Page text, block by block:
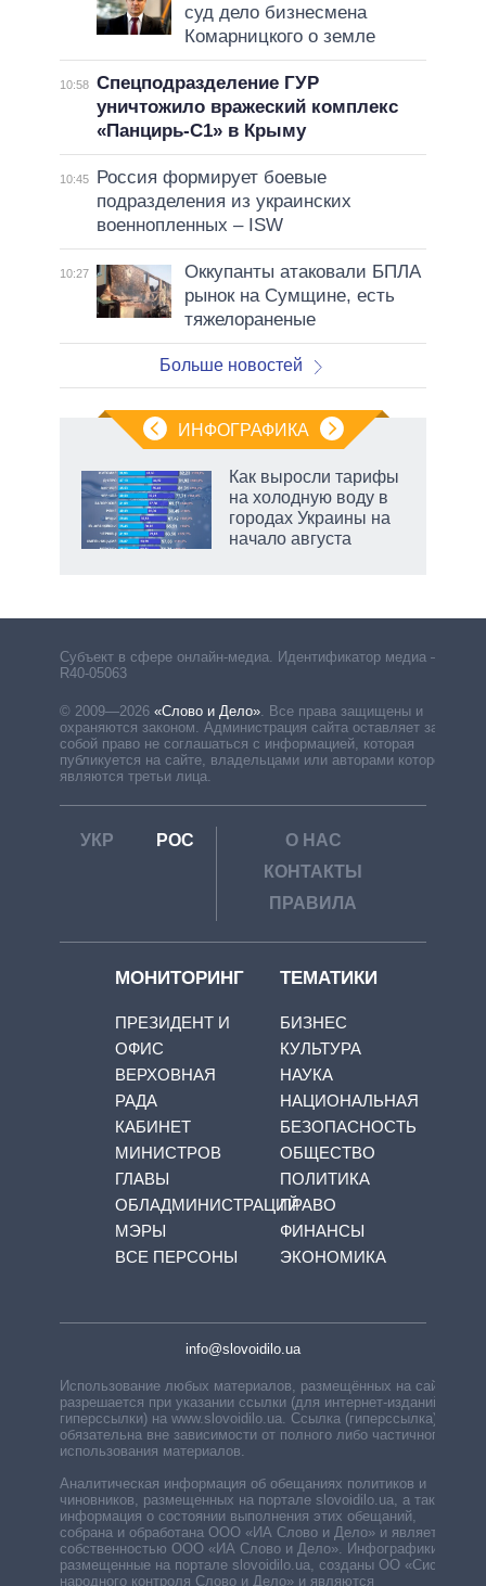
суд дело бизнесмена
Комарницкого о земле
10:58 Спецподразделение ГУР
уничтожило вражеский комплекс
«Панцирь-С1» в Крыму
10:45
Россия формирует боевые
подразделения из украинских
военнопленных – ISW
10:27
Оккупанты атаковали БПЛА
рынок на Сумщине, есть
тяжелораненые
Больше новостей
ИНФОГРАФИКА
Как выросли тарифы
на холодную воду в
городах Украины на
начало августа
Субъект в сфере онлайн-медиа. Идентификатор медиа –
R40-05063
© 2009—2026 «Слово и Дело» Все права защищены и
охраняются законом. Администрация сайта оставляет за
собой право не соглашаться с информацией, которая
публикуется на сайте, владельцами или авторами которой
являются третьи лица.
УКР РОС
О НАС
КОНТАКТЫ
ПРАВИЛА
МОНИТОРИНГ
ПРЕЗИДЕНТ И
ОФИС
ВЕРХОВНАЯ
РАДА
КАБИНЕТ
МИНИСТРОВ
ГЛАВЫ
ОБЛАДМИНИСТРАЦИЙ
МЭРЫ
ВСЕ ПЕРСОНЫ
ТЕМАТИКИ
БИЗНЕС
КУЛЬТУРА
НАУКА
НАЦИОНАЛЬНАЯ
БЕЗОПАСНОСТЬ
ОБЩЕСТВО
ПОЛИТИКА
ПРАВО
ФИНАНСЫ
ЭКОНОМИКА
info@slovoidilo.ua
Использование любых материалов, размещённых на сайте,
разрешается при указании ссылки (для интернет-изданий —
гиперссылки) на www.slovoidilo.ua. Ссылка (гиперссылка)
обязательна вне зависимости от полного либо частичного
использования материалов.
Аналитическая информация об обещаниях политиков и
чиновников, размещенных на портале slovoidilo.ua, а также
информация о состоянии выполнения этих обещаний,
собрана и обработана ООО «ИА Слово и Дело» и является
собственностью ООО «ИА Слово и Дело». Инфографики,
размещенные на портале slovoidilo.ua, созданы ОО «Система
народного контроля Слово и Дело» и являются